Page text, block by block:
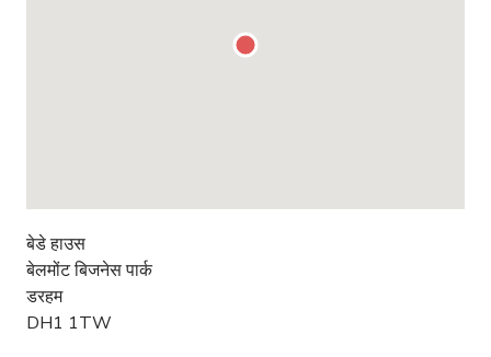
बेडे हाउस
बेलमोंट बिजनेस पार्क
डरहम
DH1 1TW